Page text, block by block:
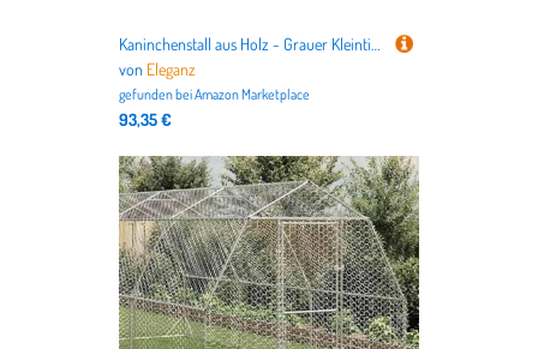
Kaninchenstall aus Holz - Grauer Kleintierkäfig mit 1 Ebene, Langlebig & Sicher für Innen- und Außenbereich | Ideal für Kaninchen, Meerschweinchen & Kleintiere
von Eleganz
gefunden beiAmazon Marketplace
93,35 €